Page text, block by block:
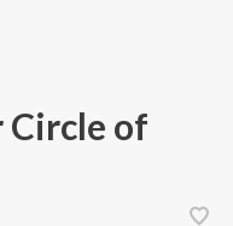
Circle of